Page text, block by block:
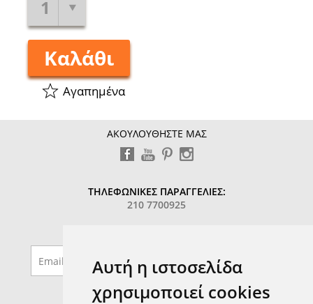
Αυτή η ιστοσελίδα
χρησιμοποιεί cookies
1
Καλάθι
Αγαπημένα
ΑΚΟΥΛΟΥΘΗΣΤΕ ΜΑΣ
ΤΗΛΕΦΩΝΙΚΕΣ ΠΑΡΑΓΓΕΛΙΕΣ:
210 7700925
Δημοφιλή Προϊόντα